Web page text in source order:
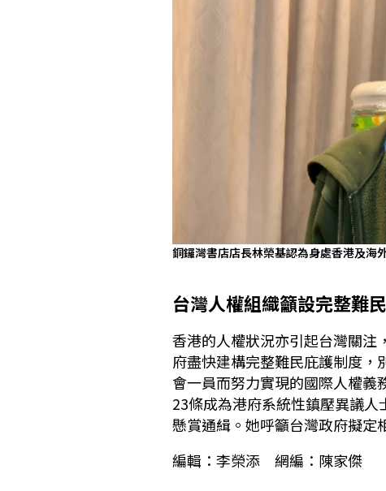
銅鑼灣書店店長林榮基認為身處香港及海
台灣人權組織籲設完整難
香港的人權狀況亦引起台灣關注
府盡快建構完整難民庇護制度，
會一員而努力實現的國際人權義
23條成為港府系統性鎮壓異議
懸賞通緝。她呼籲台灣政府擬定
編輯：李榮添 網編：陳家傑